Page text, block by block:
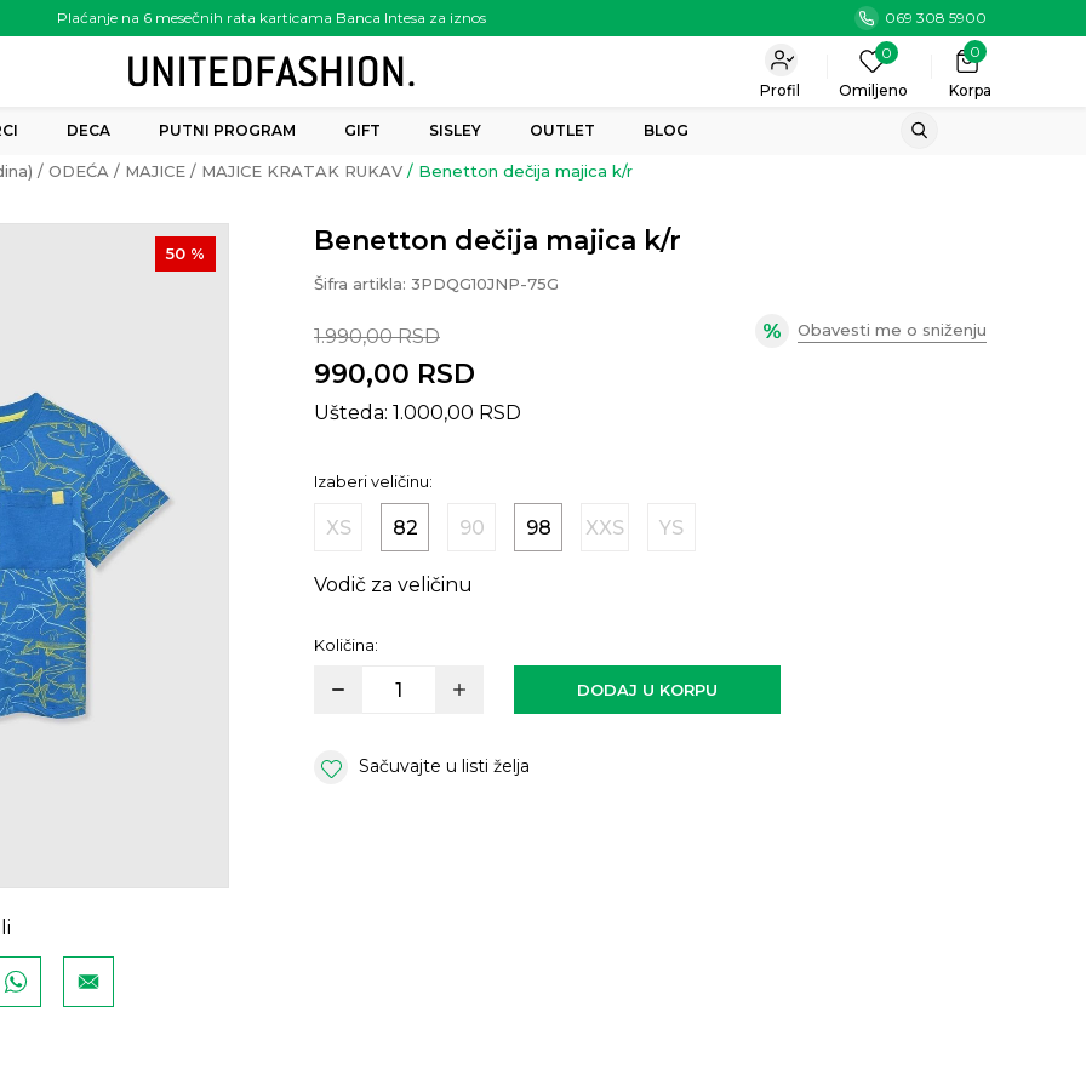
Plaćanje na 6 mesečnih rata karticama Banca Intesa za iznos
preko 6.000.00 rsd
069 308 5900
Korpa
0
0
Omiljeno
Profil
DECA PUTNI PROGRAM GIFT SISLEY OUTLET BLOG
ODEĆA MAJICE MAJICE KRATAK RUKAV Benetton dečija majica k/r
50 % Benetton dečija majica k/r
Šifra artikla: 3PDQG10JNP-75G
1.990,00 RSD
990,00 RSD
Ušteda: 1.000,00 RSD
Obavesti me o sniženju
Izaberi veličinu:
XS 82 90 98 XXS YS
Vodič za veličinu
Količina:
DODAJ U KORPU
Sačuvajte u listi želja